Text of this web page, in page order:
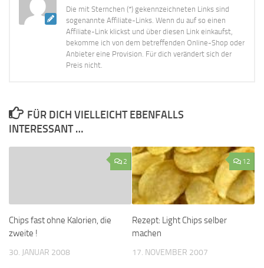
Die mit Sternchen (*) gekennzeichneten Links sind
sogenannte Affiliate-Links. Wenn du auf so einen
Affiliate-Link klickst und über diesen Link einkaufst,
bekomme ich von dem betreffenden Online-Shop oder
Anbieter eine Provision. Für dich verändert sich der
Preis nicht.
FÜR DICH VIELLEICHT EBENFALLS
INTERESSANT …
2
Chips fast ohne Kalorien, die
zweite !
30. JANUAR 2008
12
Rezept: Light Chips selber
machen
17. NOVEMBER 2007